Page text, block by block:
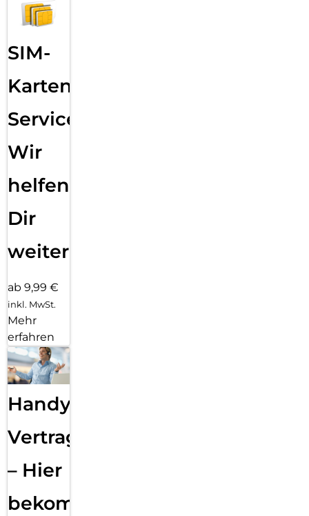
mit maximaler Transparenz und Farbtreue genießen.
Einfaches, blasenfreies Aufbringen:
dazugehörigen Video Tutorial gestaltet sich die Montage des
kein schiefes Aufliegen des Screen Protectors auf dem
Display, keine verdeckten Öffnungen für Lautsprecher oder
Mikrofone und erst recht keine Blasen unter dem Schutzglas.
Gut für die Umwelt: der Eco-Montagerahmen besteht zu
dem Einsatz bedenkenlos mit dem Altpapier recycelt
SIM-
Karten
Service:
Wir
helfen
Dir
weiter
ab 9,99 €
inkl. MwSt.
Mehr
erfahren
Handy
Vertragsabwicklung
– Hier
bekommst